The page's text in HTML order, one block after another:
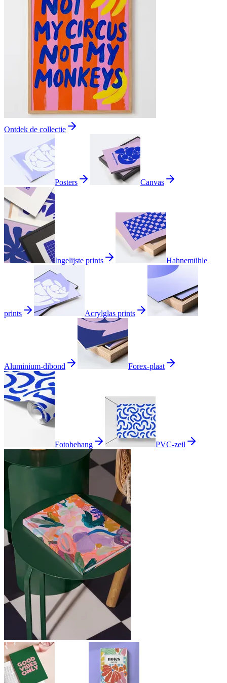
Ontdek de collectie
Posters Canvas
Ingelijste prints Hahnemühle
prints Acrylglas prints
Aluminium-dibond Forex-plaat
Fotobehang PVC-zeil